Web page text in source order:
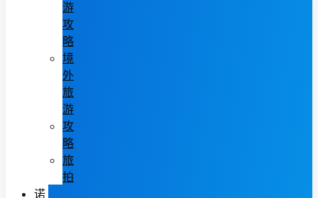
游
攻
略
境
外
旅
游
攻
略
旅
拍
诺